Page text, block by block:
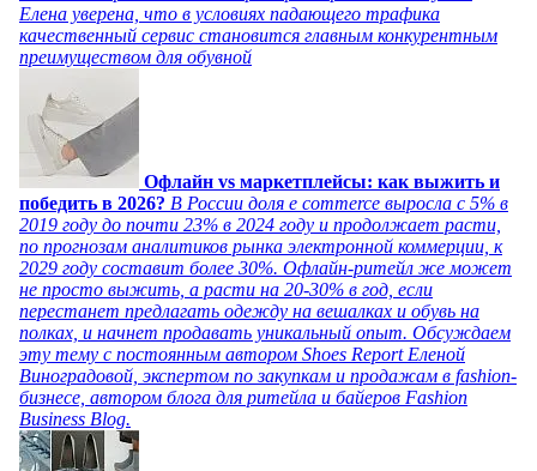
Елена уверена, что в условиях падающего трафика
качественный сервис становится главным конкурентным
преимуществом для обувной
Офлайн vs маркетплейсы: как выжить и
победить в 2026? В России доля e commerce выросла с 5% в
2019 году до почти 23% в 2024 году и продолжает расти,
по прогнозам аналитиков рынка электронной коммерции, к
2029 году составит более 30%. Офлайн-ритейл же может
не просто выжить, а расти на 20-30% в год, если
перестанет предлагать одежду на вешалках и обувь на
полках, и начнет продавать уникальный опыт. Обсуждаем
эту тему с постоянным автором Shoes Report Еленой
Виноградовой, экспертом по закупкам и продажам в fashion-
бизнесе, автором блога для ритейла и байеров Fashion
Business Blog.